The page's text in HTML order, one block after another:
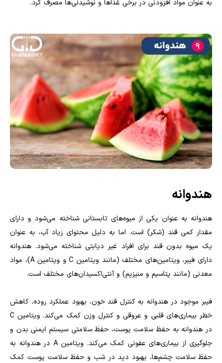
به عنوان مواد افزودنی در برخی غذاها و نوشیدنی‌ها مصرف کرد.
هندوانه
هندوانه به عنوان یکی از میوه‌های تابستانی شناخته می‌شود و دارای
مقدار کمی قند (شکر) است. اما به دلیل محتوای زیاد آب، به عنوان
یک میوه بدون قند برای افراد غیر دیابتی شناخته می‌شود. هندوانه
دارای فیبر، ویتامین‌های مختلف (مانند ویتامین C و ویتامین A)، مواد
معدنی (مانند پتاسیم و منیزیم) و آنتی‌اکسیدان‌های مختلف است.
فیبر موجود در هندوانه به کنترل قند خون، بهبود عملکرد روده، کاهش
خطر بیماری‌های قلبی و عروقی و کنترل وزن کمک می‌کند. ویتامین C
در هندوانه به حفظ سلامت پوست، حفظ سلامتی سیستم ایمنی بدن و
جلوگیری از بیماری‌های عفونی کمک می‌کند. ویتامین A در هندوانه به
حفظ سلامت چشم‌ها، بهبود دید در شب و حفظ سلامت پوست کمک